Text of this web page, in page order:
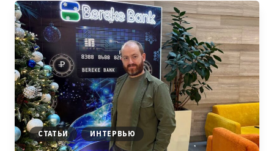
ДИНАРА
КАМАЛОВЫ
СТАТЬИ ИНТЕРВЬЮ